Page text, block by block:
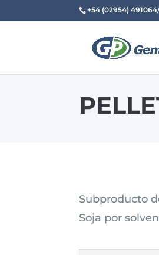
+54 (02954) 491064/
Subproducto
Soja por